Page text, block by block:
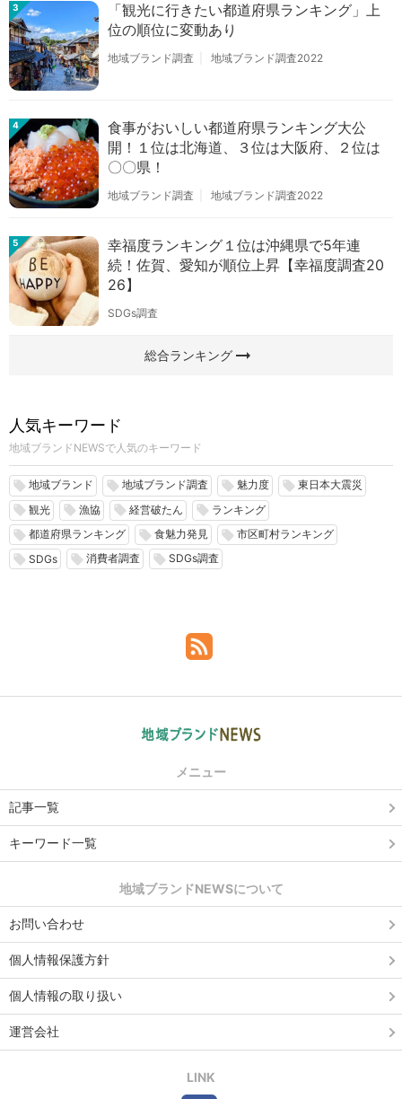
3
「観光に行きたい都道府県ランキング」上
位の順位に変動あり
地域ブランド調査 地域ブランド調査2022
4
食事がおいしい都道府県ランキング大公
開！１位は北海道、３位は大阪府、２位は
〇〇県！
地域ブランド調査 地域ブランド調査2022
5
幸福度ランキング１位は沖縄県で5年連
続！佐賀、愛知が順位上昇【幸福度調査20
26】
SDGs調査
総合ランキングarrow_right_alt
人気キーワード
地域ブランドNEWSで人気のキーワード
local_offer 地域ブランド local_offer 地域ブランド調査 local_offer 魅力度 local_offer 東日本大震災
local_offer 観光 local_offer 漁協 local_offer 経営破たん local_offer ランキング
local_offer 都道府県ランキング local_offer 食魅力発見 local_offer 市区町村ランキング
local_offer SDGs local_offer 消費者調査 local_offer SDGs調査
メニュー
記事一覧
キーワード一覧
地域ブランドNEWSについて
お問い合わせ
個人情報保護方針
個人情報の取り扱い
運営会社
LINK